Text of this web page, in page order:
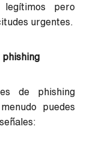
pero
urgentes.
phishing
de phishing
puedes